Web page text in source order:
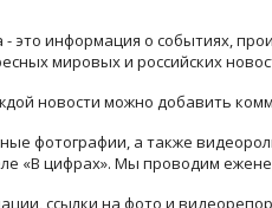
- это информация о событиях,
мировых и российских
новости можно добавить
фотографии, а также
«В цифрах». Мы проводим
ссылки на фото и